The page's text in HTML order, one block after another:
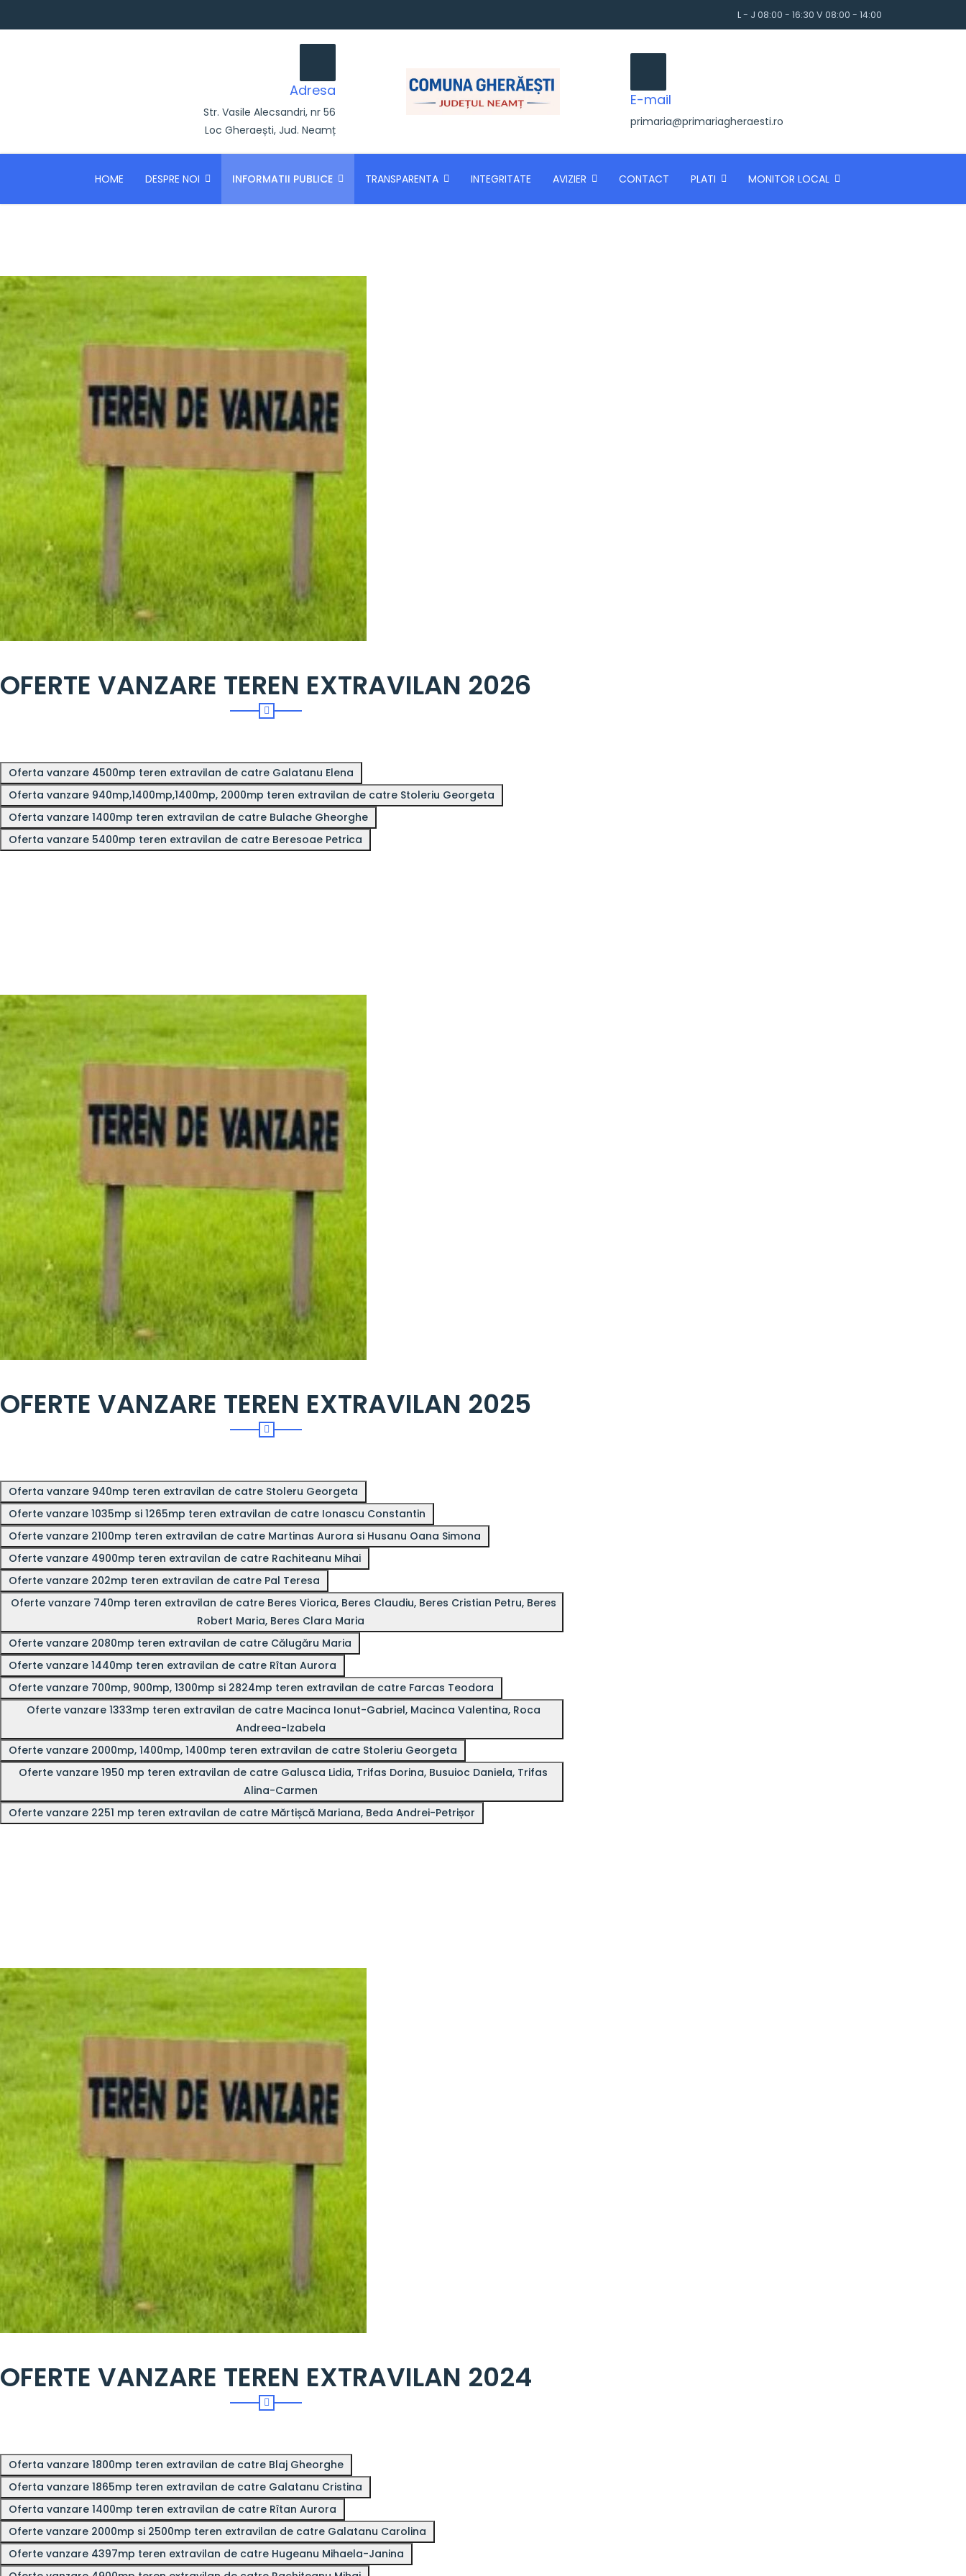
L - J 08:00 - 16:30 V 08:00 - 14:00
Adresa
Str. Vasile Alecsandri, nr 56
Loc Gheraești, Jud. Neamț
E-mail
primaria@primariagheraesti.ro
HOME DESPRE NOI INFORMATII PUBLICE TRANSPARENTA INTEGRITATE AVIZIER CONTACT PLATI MONITOR LOCAL
OFERTE VANZARE TEREN EXTRAVILAN 2026
Oferta vanzare 4500mp teren extravilan de catre Galatanu Elena
Oferta vanzare 940mp,1400mp,1400mp, 2000mp teren extravilan de catre Stoleriu Georgeta
Oferta vanzare 1400mp teren extravilan de catre Bulache Gheorghe
Oferta vanzare 5400mp teren extravilan de catre Beresoae Petrica
OFERTE VANZARE TEREN EXTRAVILAN 2025
Oferta vanzare 940mp teren extravilan de catre Stoleru Georgeta
Oferte vanzare 1035mp si 1265mp teren extravilan de catre Ionascu Constantin
Oferte vanzare 2100mp teren extravilan de catre Martinas Aurora si Husanu Oana Simona
Oferte vanzare 4900mp teren extravilan de catre Rachiteanu Mihai
Oferte vanzare 202mp teren extravilan de catre Pal Teresa
Robert Maria, Beres Clara Maria
Oferte vanzare 2080mp teren extravilan de catre Călugăru Maria
Oferte vanzare 1440mp teren extravilan de catre Rîtan Aurora
Oferte vanzare 700mp, 900mp, 1300mp si 2824mp teren extravilan de catre Farcas Teodora
Andreea-Izabela
Oferte vanzare 2000mp, 1400mp, 1400mp teren extravilan de catre Stoleriu Georgeta
Alina-Carmen
Oferte vanzare 2251 mp teren extravilan de catre Mărtișcă Mariana, Beda Andrei-Petrișor
OFERTE VANZARE TEREN EXTRAVILAN 2024
Oferta vanzare 1800mp teren extravilan de catre Blaj Gheorghe
Oferta vanzare 1865mp teren extravilan de catre Galatanu Cristina
Oferta vanzare 1400mp teren extravilan de catre Rîtan Aurora
Oferte vanzare 2000mp si 2500mp teren extravilan de catre Galatanu Carolina
Oferte vanzare 4397mp teren extravilan de catre Hugeanu Mihaela-Janina